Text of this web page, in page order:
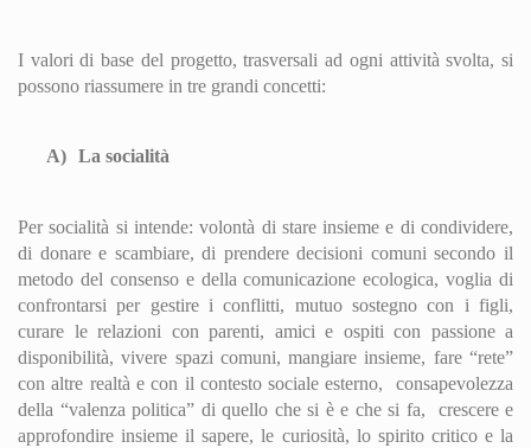
I valori di base del progetto, trasversali ad ogni attività svolta, si
possono riassumere in tre grandi concetti:
A) La socialità
Per socialità si intende: volontà di stare insieme e di condividere,
di donare e scambiare, di prendere decisioni comuni secondo il
metodo del consenso e della comunicazione ecologica, voglia di
confrontarsi per gestire i conflitti, mutuo sostegno con i figli,
curare le relazioni con parenti, amici e ospiti con passione a
disponibilità, vivere spazi comuni, mangiare insieme, fare “rete”
con altre realtà e con il contesto sociale esterno,
consapevolezza
della “valenza politica” di quello che si è e che si fa,
crescere e
approfondire insieme il sapere, le curiosità, lo spirito critico e la